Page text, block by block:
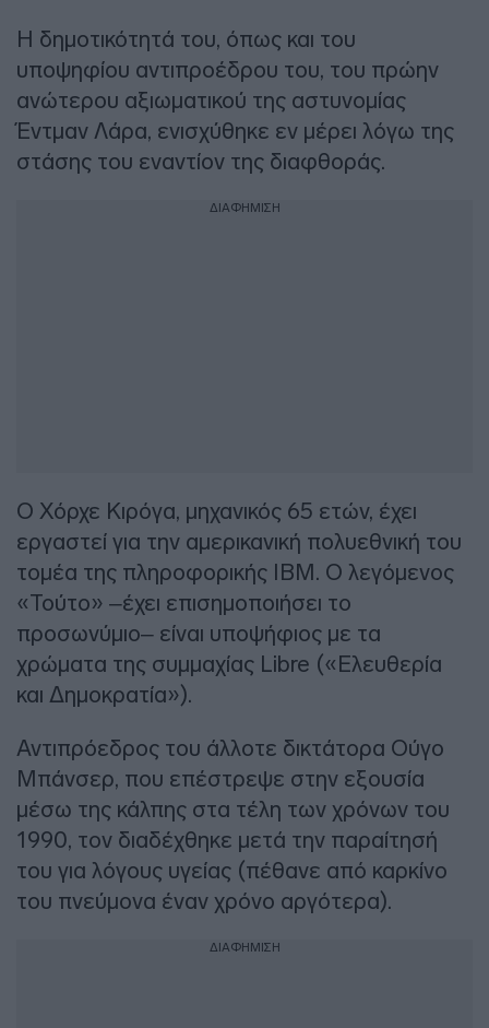
Η δημοτικότητά του, όπως και του
υποψηφίου αντιπροέδρου του, του πρώην
ανώτερου αξιωματικού της αστυνομίας
Έντμαν Λάρα, ενισχύθηκε εν μέρει λόγω της
στάσης του εναντίον της διαφθοράς.
ΔΙΑΦΗΜΙΣΗ
Ο Χόρχε Κιρόγα, μηχανικός 65 ετών, έχει
εργαστεί για την αμερικανική πολυεθνική του
τομέα της πληροφορικής IBM. Ο λεγόμενος
«Τούτο» –έχει επισημοποιήσει το
προσωνύμιο– είναι υποψήφιος με τα
χρώματα της συμμαχίας Libre («Ελευθερία
και Δημοκρατία»).
Αντιπρόεδρος του άλλοτε δικτάτορα Ούγο
Μπάνσερ, που επέστρεψε στην εξουσία
μέσω της κάλπης στα τέλη των χρόνων του
1990, τον διαδέχθηκε μετά την παραίτησή
του για λόγους υγείας (πέθανε από καρκίνο
του πνεύμονα έναν χρόνο αργότερα).
ΔΙΑΦΗΜΙΣΗ